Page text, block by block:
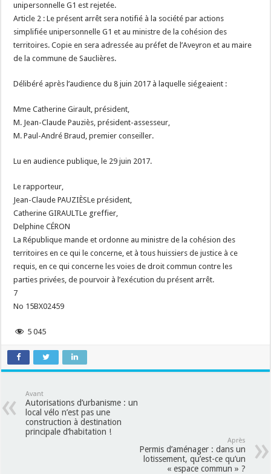
unipersonnelle G1 est rejetée.
Article 2 : Le présent arrêt sera notifié à la société par actions
simplifiée unipersonnelle G1 et au ministre de la cohésion des
territoires. Copie en sera adressée au préfet de l’Aveyron et au maire
de la commune de Sauclières.
Délibéré après l’audience du 8 juin 2017 à laquelle siégeaient :
Mme Catherine Girault, président,
M. Jean-Claude Pauziès, président-assesseur,
M. Paul-André Braud, premier conseiller.
Lu en audience publique, le 29 juin 2017.
Le rapporteur,
Jean-Claude PAUZIÈSLe président,
Catherine GIRAULTLe greffier,
Delphine CÉRON
La République mande et ordonne au ministre de la cohésion des
territoires en ce qui le concerne, et à tous huissiers de justice à ce
requis, en ce qui concerne les voies de droit commun contre les
parties privées, de pourvoir à l’exécution du présent arrêt.
7
No 15BX02459
5 045
Avant
Autorisations d’urbanisme : un
local vélo n’est pas une
construction à destination
principale d’habitation !
Après
Permis d’aménager : dans un
lotissement, qu’est-ce qu’un
« espace commun » ?